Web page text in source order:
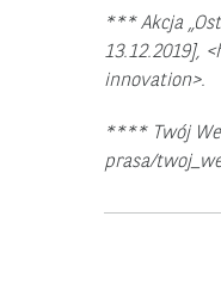
*** Akcja
13.12.2019],
innovation>.
**** Twój
prasa/